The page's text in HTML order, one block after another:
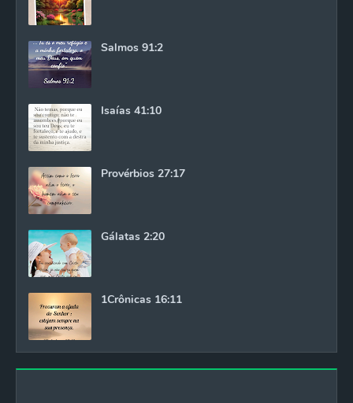
Salmos 91:2
Isaías 41:10
Provérbios 27:17
Gálatas 2:20
1Crônicas 16:11